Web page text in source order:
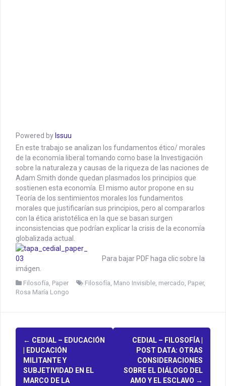
Powered by Issuu
En este trabajo se analizan los fundamentos ético/ morales
de la economía liberal tomando como base la Investigación
sobre la naturaleza y causas de la riqueza de las naciones de
Adam Smith donde quedan plasmados los principios que
sostienen esta economía. El mismo autor propone en su
Teoría de los sentimientos morales los fundamentos
morales que justificarían sus principios, pero al compararlos
con la ética aristotélica en la que se basan surgen
inconsistencias que podrían explicar la crisis de la economía
globalizada actual.
Para bajar PDF haga clic sobre la
imágen.
Filosofía, Paper Filosofía, Mano Invisible, mercado, Paper,
Rosa María Longo
P← CEDIAL – EDUCACIÓN
| EDUCACIÓN
MILITANTE Y
SUBJETIVIDAD EN EL
MARCO DE LA
CEDIAL – FILOSOFÍA |
POST DATA: OTRAS
CONSIDERACIONES
SOBRE EL DIÁLOGO DEL
AMO Y EL ESCLAVO →